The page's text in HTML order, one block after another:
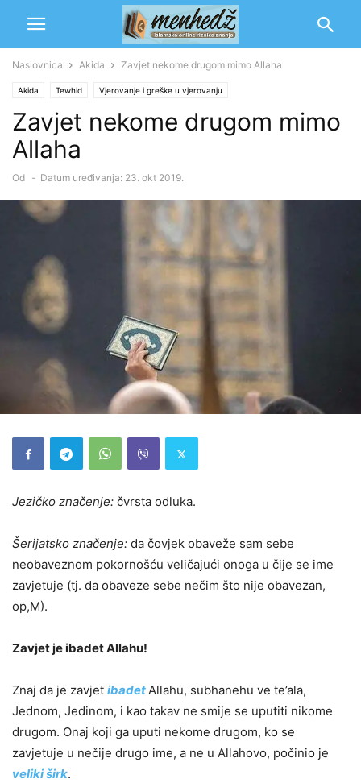
Naslovnica Akida Zavjet nekome drugom mimo Allaha
Akida Tewhid Vjerovanje i greške u vjerovanju
Zavjet nekome drugom mimo
Allaha
Od - Datum uređivanja: 23. okt 2019.
Jezičko značenje: čvrsta odluka.
Šerijatsko značenje: da čovjek obaveže sam sebe
neobaveznom pokornošću veličajući onoga u čije se ime
zavjetuje (tj. da obaveze sebe nečim što nije obavezan,
op,M).
Zavjet je ibadet Allahu!
Znaj da je zavjet ibadetAllahu, subhanehu ve te’ala,
Jednom, Jedinom, i kao takav ne smije se uputiti nikome
drugom. Onaj koji ga uputi nekome drugom, ko se
zavjetuje u nečije drugo ime, a ne u Allahovo, počinio je
veliki širk.